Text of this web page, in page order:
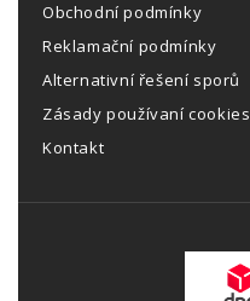
Obchodní podmínky
Reklamační podmínky
Alternativní řešení sporů
Zásady používaní cookies
Kontakt